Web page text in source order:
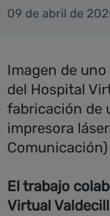
09 de abril de
Imagen de
del Hospital
fabricación de
impresora
Comunicación)
El trabajo
Virtual